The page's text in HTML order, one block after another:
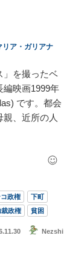
リア・ガリアナ
」を撮ったベ
編映画1999年
です。都会
、近所の人
政権
下町
裁政権 貧困
Nezshi